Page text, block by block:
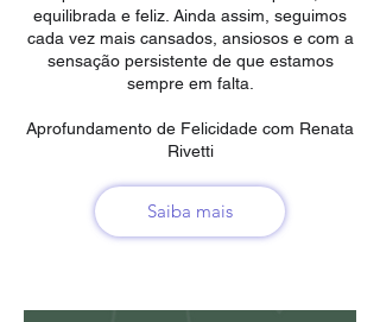
equilibrada e feliz. Ainda assim, seguimos
cada vez mais cansados, ansiosos e com a
sensação persistente de que estamos
sempre em falta.
Aprofundamento de Felicidade com Renata
Rivetti
Saiba mais